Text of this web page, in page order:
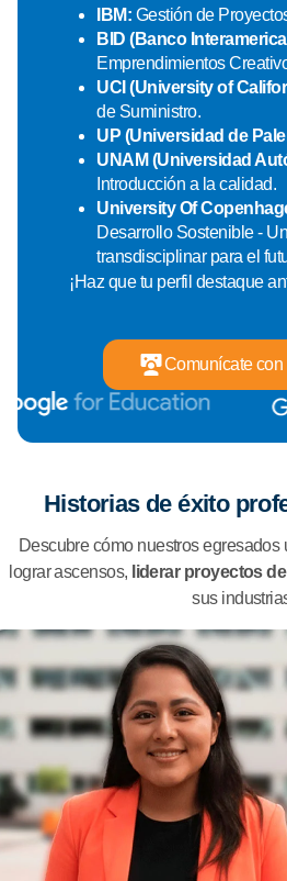
IBM: Gestión de
BID (Banco
Emprendimientos
UCI (University of
de Suministro.
UP (Universidad de
UNAM (Universidad
Introducción a la calidad.
University Of
Desarrollo Sostenible -
transdisciplinar para el
¡Haz que tu perfil destaque
Comunícate con
Historias de éxito
Descubre cómo nuestros egresados
lograr ascensos, liderar proyectos
sus